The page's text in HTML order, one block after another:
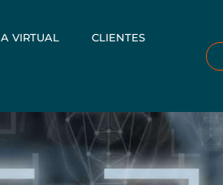
VIRTUAL CLIENTES